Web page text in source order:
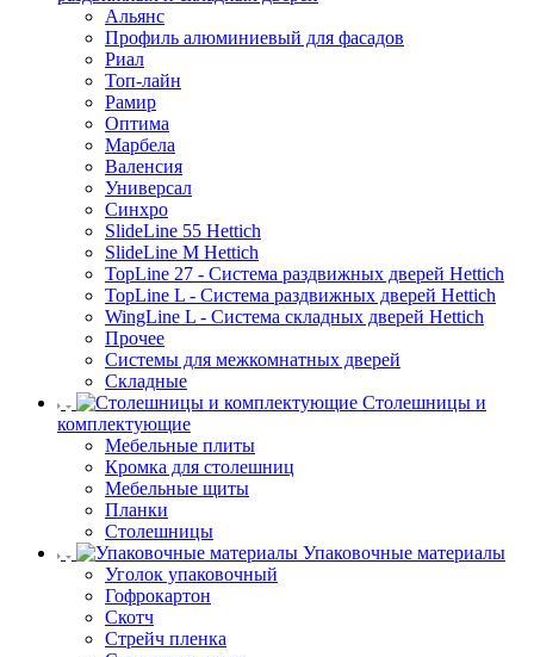
Альянс
Профиль алюминиевый для фасадов
Риал
Топ-лайн
Рамир
Оптима
Марбела
Валенсия
Универсал
Синхро
SlideLine 55 Hettich
SlideLine M Hettich
TopLine 27 - Система раздвижных дверей Hettich
TopLine L - Система раздвижных дверей Hettich
WingLine L - Система складных дверей Hettich
Прочее
Системы для межкомнатных дверей
Складные
Столешницы и
комплектующие
Мебельные плиты
Кромка для столешниц
Мебельные щиты
Планки
Столешницы
Упаковочные материалы
Уголок упаковочный
Гофрокартон
Скотч
Стрейч пленка